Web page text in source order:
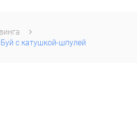
Буй с катушкой-шпулей